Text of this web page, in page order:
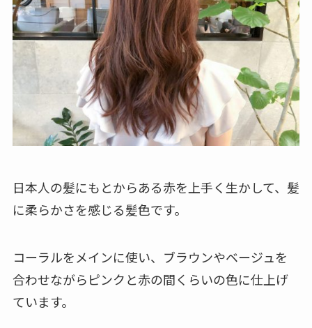
日本人の髪にもとからある赤を上手く生かして、髪
に柔らかさを感じる髪色です。
コーラルをメインに使い、ブラウンやベージュを
合わせながらピンクと赤の間くらいの色に仕上げ
ています。